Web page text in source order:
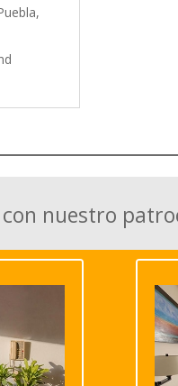
,
nuestro